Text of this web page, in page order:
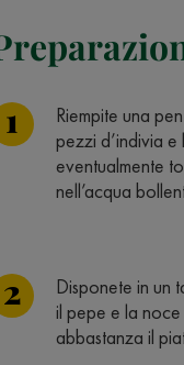
Riempite una
pezzi d’indivia
eventualmente
nell’acqua
Disponete in un
il pepe e la
abbastanza il